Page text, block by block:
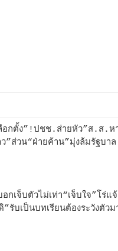
ลือกตั้ง”!ปชช.ส่ายหัว”ส.ส.ห
”ส่วน“ฝ่ายค้าน”มุ่งล้มรัฐบาล
กเจ็บตัวไม่เท่า“เจ็บใจ”โร่แจ้
”รับเป็นบทเรียนต้องระวังตัว